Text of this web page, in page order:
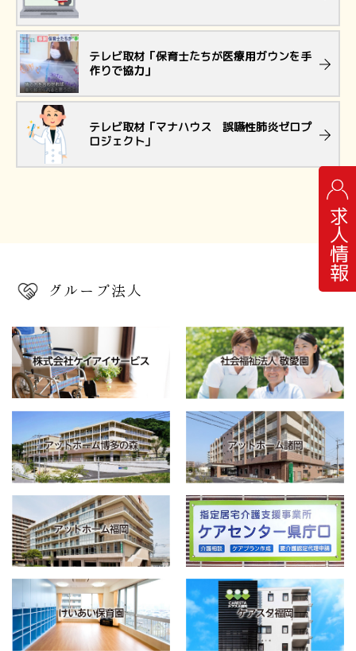
テレビ取材「保育士たちが医療用ガウンを手
作りで協力」
テレビ取材「マナハウス 誤嚥性肺炎ゼロプ
ロジェクト」
グループ法人
求人情報